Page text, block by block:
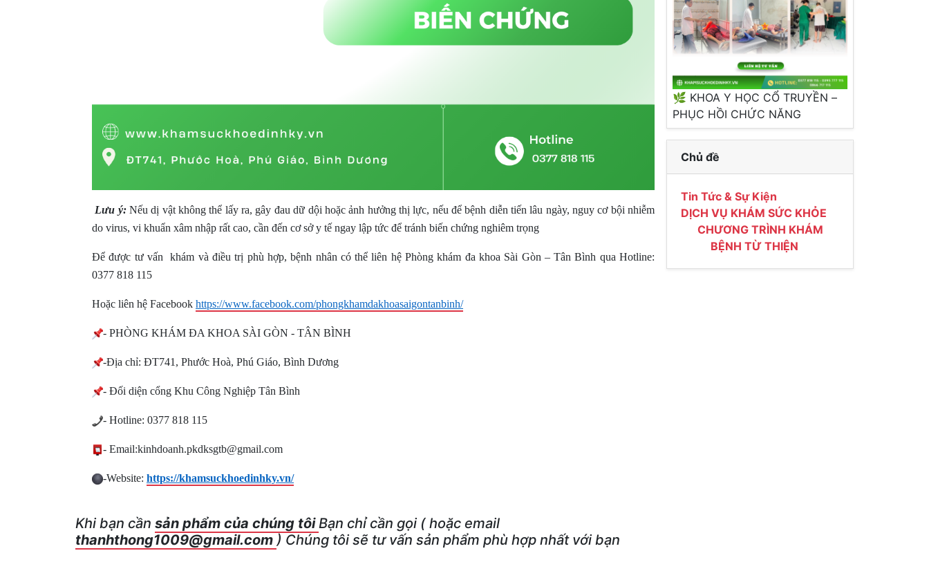
Lưu ý:Nếu dị vật không thể lấy ra, gây đau dữ dội hoặc ảnh hưởng thị lực, nếu để bệnh diễn tiến lâu ngày, nguy cơ bội nhiễm
do virus, vi khuẩn xâm nhập rất cao, cần đến cơ sở y tế ngay lập tức để tránh biến chứng nghiêm trọng
Để được tư vấn khám và điều trị phù hợp, bệnh nhân có thể liên hệ Phòng khám đa khoa Sài Gòn – Tân Bình qua Hotline:
0377 818 115
Hoặc liên hệ Facebook https://www.facebook.com/phongkhamdakhoasaigontanbinh/
- PHÒNG KHÁM ĐA KHOA SÀI GÒN - TÂN BÌNH
-Địa chỉ: ĐT741, Phước Hoà, Phú Giáo, Bình Dương
- Đối diện cổng Khu Công Nghiệp Tân Bình
- Hotline: 0377 818 115
- Email:kinhdoanh.pkdksgtb@gmail.com
-Website: https://khamsuckhoedinhky.vn/
Khi bạn cần sản phẩm của chúng tôiBạn chỉ cần gọi ( hoặc email
thanhthong1009@gmail.com ) Chúng tôi sẽ tư vấn sản phẩm phù hợp nhất với bạn
🌿 KHOA Y HỌC CỔ TRUYỀN –
PHỤC HỒI CHỨC NĂNG
Chủ đề
Tin Tức & Sự Kiện
DỊCH VỤ KHÁM SỨC KHỎE
CHƯƠNG TRÌNH KHÁM
BỆNH TỪ THIỆN